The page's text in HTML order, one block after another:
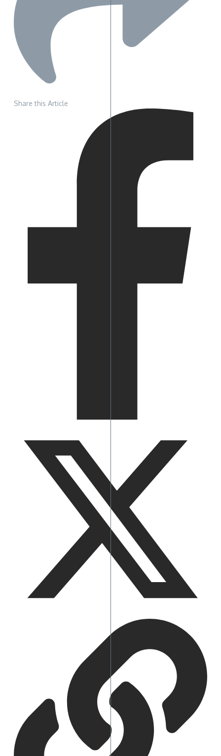
Share this Article